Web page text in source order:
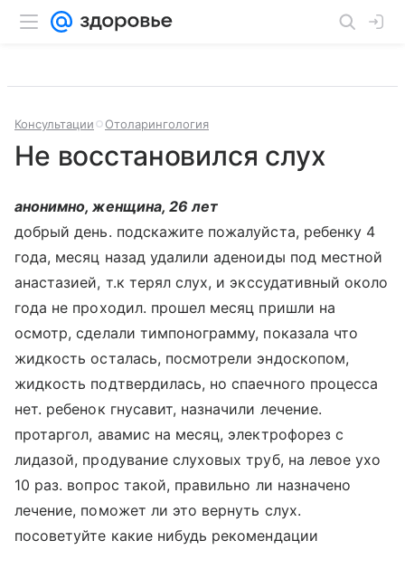
Консультации Отоларингология
Не восстановился слух
анонимно, женщина, 26 лет
добрый день. подскажите пожалуйста, ребенку 4
года, месяц назад удалили аденоиды под местной
анастазией, т.к терял слух, и экссудативный около
года не проходил. прошел месяц пришли на
осмотр, сделали тимпонограмму, показала что
жидкость осталась, посмотрели эндоскопом,
жидкость подтвердилась, но спаечного процесса
нет. ребенок гнусавит, назначили лечение.
протаргол, авамис на месяц, электрофорез с
лидазой, продувание слуховых труб, на левое ухо
10 раз. вопрос такой, правильно ли назначено
лечение, поможет ли это вернуть слух.
посоветуйте какие нибудь рекомендации